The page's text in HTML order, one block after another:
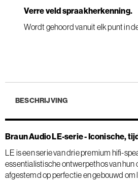
Verre veld spraakherkenning.
Wordt gehoord vanuit elk punt in
BESCHRIJVING
Braun Audio LE-serie - Iconische,
LE is een serie van drie premium hifi-
essentialistische ontwerpethos van hun
afgestemd op perfectie en gebouwd om